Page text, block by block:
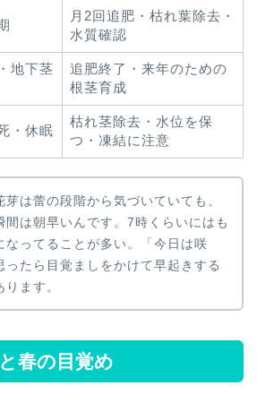
月2回追肥・枯れ葉除去・
水質確認
地下茎
追肥終了・来年のための
根茎育成
・休眠
枯れ茎除去・水位を保
つ・凍結に注意
芽は蕾の段階から気づいていても、
間は朝早いんです。7時くらいにはも
なってることが多い。「今日は咲
ったら目覚ましをかけて早起きする
ます。
春の目覚め